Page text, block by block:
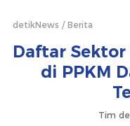
detikNews Berita
Daftar Sektor
di PPKM
Tim